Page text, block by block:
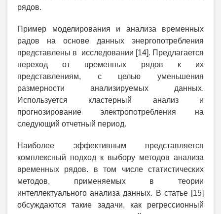
рядов.
Пример моделирования и анализа временных
радов на основе данных энергопотребления
представлены в исследовании [14]. Предлагается
переход от временных рядов к их
представлениям, с целью уменьшения
размерности анализируемых данных.
Используется кластерный анализ и
прогнозирование электропотребления на
следующий отчетный период.
Наиболее эффективным представляется
комплексный подход к выбору методов анализа
временных рядов. в том числе статистических
методов, применяемых в теории
интеллектуального анализа данных. В статье [15]
обсуждаются такие задачи, как регрессионный